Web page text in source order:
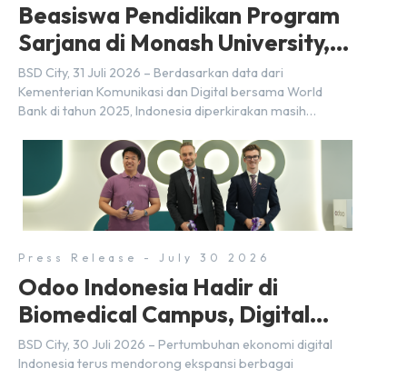
Beasiswa Pendidikan Program
Sarjana di Monash University,
BSD City
BSD City, 31 Juli 2026 – Berdasarkan data dari
Kementerian Komunikasi dan Digital bersama World
Bank di tahun 2025, Indonesia diperkirakan masih
2030 atau setara dengan 600 ribu tenaga digital baru
setiap tahunnya untuk mendukung percepatan
transformasi digital di berbagai sektor strategis.
Kebutuhan tersebut menjadikan pengembangan sumber
daya […]
Press Release - July 30 2026
Odoo Indonesia Hadir di
Biomedical Campus, Digital
Hub, BSD City
BSD City, 30 Juli 2026 – Pertumbuhan ekonomi digital
Indonesia terus mendorong ekspansi berbagai